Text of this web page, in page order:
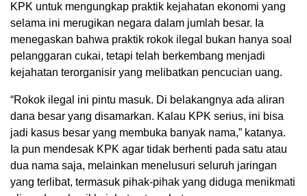
KPK untuk mengungkap praktik kejahatan ekonomi yang
selama ini merugikan negara dalam jumlah besar. Ia
menegaskan bahwa praktik rokok ilegal bukan hanya soal
pelanggaran cukai, tetapi telah berkembang menjadi
kejahatan terorganisir yang melibatkan pencucian uang.
“Rokok ilegal ini pintu masuk. Di belakangnya ada aliran
dana besar yang disamarkan. Kalau KPK serius, ini bisa
jadi kasus besar yang membuka banyak nama,” katanya.
Ia pun mendesak KPK agar tidak berhenti pada satu atau
dua nama saja, melainkan menelusuri seluruh jaringan
yang terlibat, termasuk pihak-pihak yang diduga menikmati